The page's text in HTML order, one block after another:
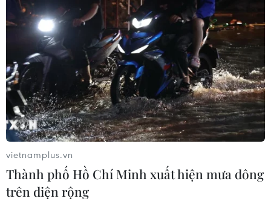
vietnamplus.vn
Thành phố Hồ Chí Minh xuất hiện mưa dông
trên diện rộng